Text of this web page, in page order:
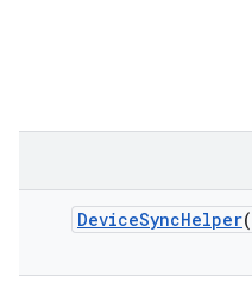
DeviceSyncHelper(